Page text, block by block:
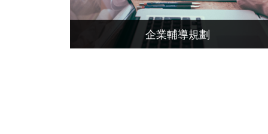
企業輔導規劃